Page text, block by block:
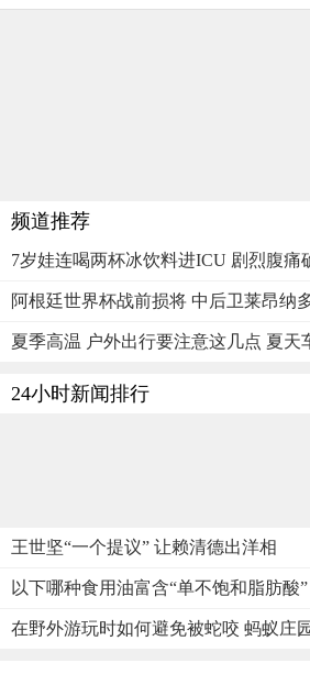
频道推荐
7岁娃连喝两杯冰饮料进ICU 剧烈腹痛
阿根廷世界杯战前损将 中后卫莱昂纳
夏季高温 户外出行要注意这几点 夏天
24小时新闻排行
王世坚“一个提议” 让赖清德出洋相
以下哪种食用油富含“单不饱和脂肪酸”
在野外游玩时如何避免被蛇咬 蚂蚁庄